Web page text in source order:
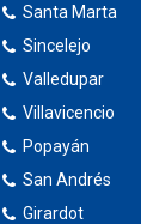
Santa Marta
Sincelejo
Valledupar
Villavicencio
Popayán
San Andrés
Girardot